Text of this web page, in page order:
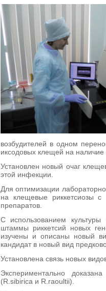
возбудителей в одном
иксодовых клещей на
Установлен новый очаг
этой инфекции.
Для оптимизации
на клещевые риккетсиозы с
препаратов.
С использованием
штаммы риккетсий новых
изучены и описаны новый
кандидат в новый вид
Установлена связь новых
Экспериментально
(R.sibirica и R.raoultii).